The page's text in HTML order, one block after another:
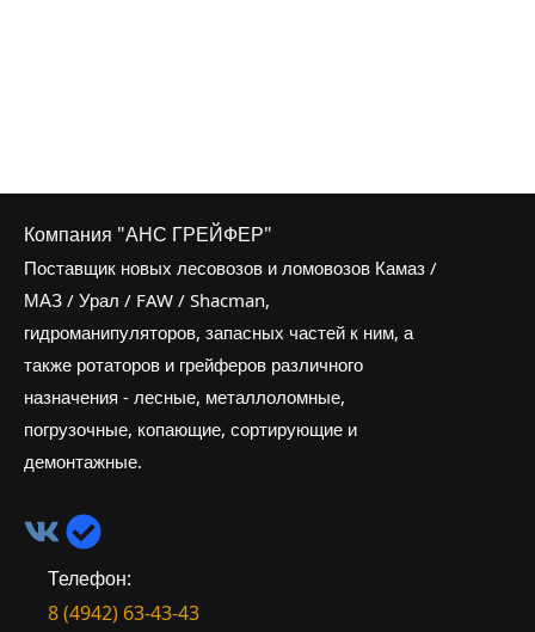
Компания "АНС ГРЕЙФЕР"
Поставщик новых лесовозов и ломовозов Камаз /
МАЗ / Урал / FAW / Shacman,
гидроманипуляторов, запасных частей к ним, а
также ротаторов и грейферов различного
назначения - лесные, металлоломные,
погрузочные, копающие, сортирующие и
демонтажные.
Телефон:
8 (4942) 63-43-43